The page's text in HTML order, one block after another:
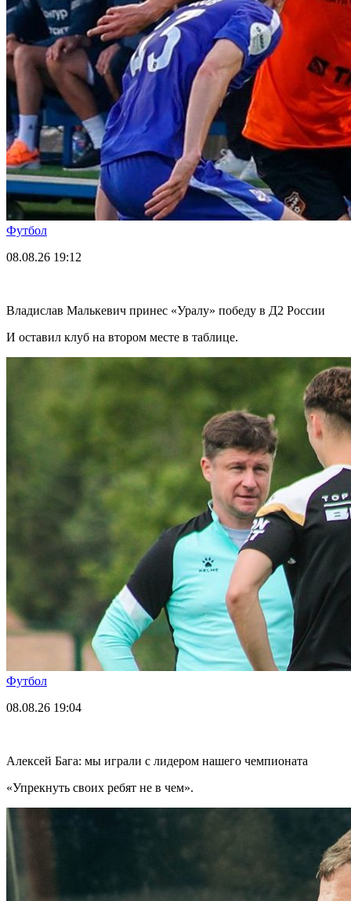
Футбол
08.08.26 19:12
Владислав Малькевич принес «Уралу» победу в Д2 России
И оставил клуб на втором месте в таблице.
Футбол
08.08.26 19:04
Алексей Бага: мы играли с лидером нашего чемпионата
«Упрекнуть своих ребят не в чем».